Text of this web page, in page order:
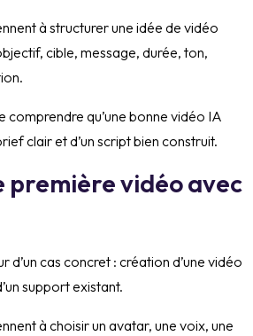
à structurer une idée de vidéo
cible, message, durée, ton,
qu’une bonne vidéo IA
clair et d’un script bien construit.
première vidéo avec
d’un cas concret : création d’une vidéo
support existant.
à choisir un avatar, une voix, une